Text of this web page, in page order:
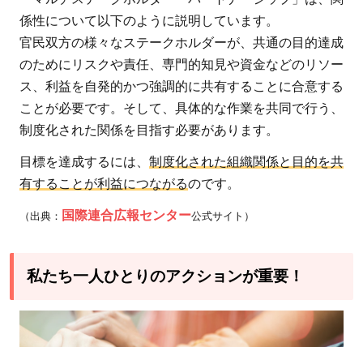
係性について以下のように説明しています。
官民双方の様々なステークホルダーが、共通の目的達成
のためにリスクや責任、専門的知見や資金などのリソー
ス、利益を自発的かつ強調的に共有することに合意する
ことが必要です。そして、具体的な作業を共同で行う、
制度化された関係を目指す必要があります。
目標を達成するには、 制度化された組織関係と目的を共
有することが利益につながるのです。
（出典： 国際連合広報センター公式サイト）
私たち一人ひとりのアクションが重要！